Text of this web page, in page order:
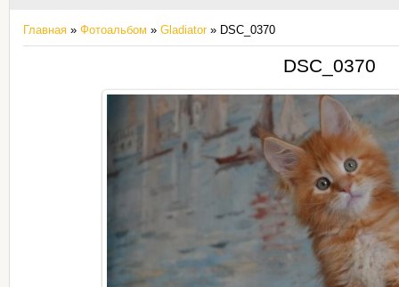
Главная » Фотоальбом » Gladiator» DSC_0370
DSC_0370